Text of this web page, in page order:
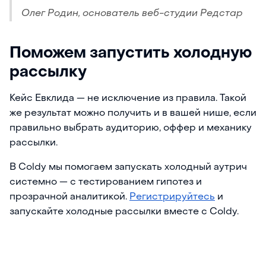
Олег Родин, основатель веб-студии Редстар
Поможем запустить холодную
рассылку
Кейс Евклида — не исключение из правила. Такой
же результат можно получить и в вашей нише, если
правильно выбрать аудиторию, оффер и механику
рассылки.
В Coldy мы помогаем запускать холодный аутрич
системно — с тестированием гипотез и
прозрачной аналитикой. Регистрируйтесь и
запускайте холодные рассылки вместе с Coldy.